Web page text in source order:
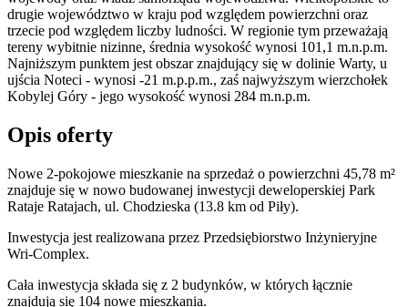
drugie województwo w kraju pod względem powierzchni oraz
trzecie pod względem liczby ludności. W regionie tym przeważają
tereny wybitnie nizinne, średnia wysokość wynosi 101,1 m.n.p.m.
Najniższym punktem jest obszar znajdujący się w dolinie Warty, u
ujścia Noteci - wynosi -21 m.p.p.m., zaś najwyższym wierzchołek
Kobylej Góry - jego wysokość wynosi 284 m.n.p.m.
Opis oferty
Nowe 2-pokojowe mieszkanie na sprzedaż o powierzchni 45,78 m²
znajduje się w nowo budowanej inwestycji deweloperskiej Park
Rataje Ratajach, ul. Chodzieska (13.8 km od Piły).
Inwestycja jest realizowana przez Przedsiębiorstwo Inżynieryjne
Wri-Complex.
Cała inwestycja składa się z 2 budynków, w których łącznie
znajdują się 104 nowe mieszkania.